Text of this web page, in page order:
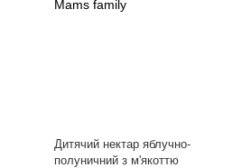
Дитячий нектар яблучно-
полуничний з м'якоттю